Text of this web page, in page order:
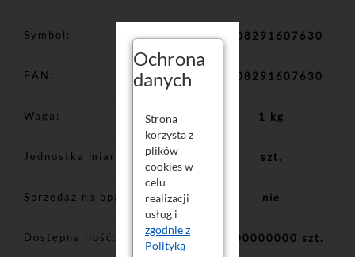
Symbol 5908291607630
EAN 5908291607630
Waga 1 kg
Jednostka miary szt.
Sprzedaż na opakowania nie
Dostępna ilość 1000000000 szt.
Ochrona
danych
Strona
korzysta z
plików
cookies w
celu
realizacji
usług i
zgodnie z
Polityką